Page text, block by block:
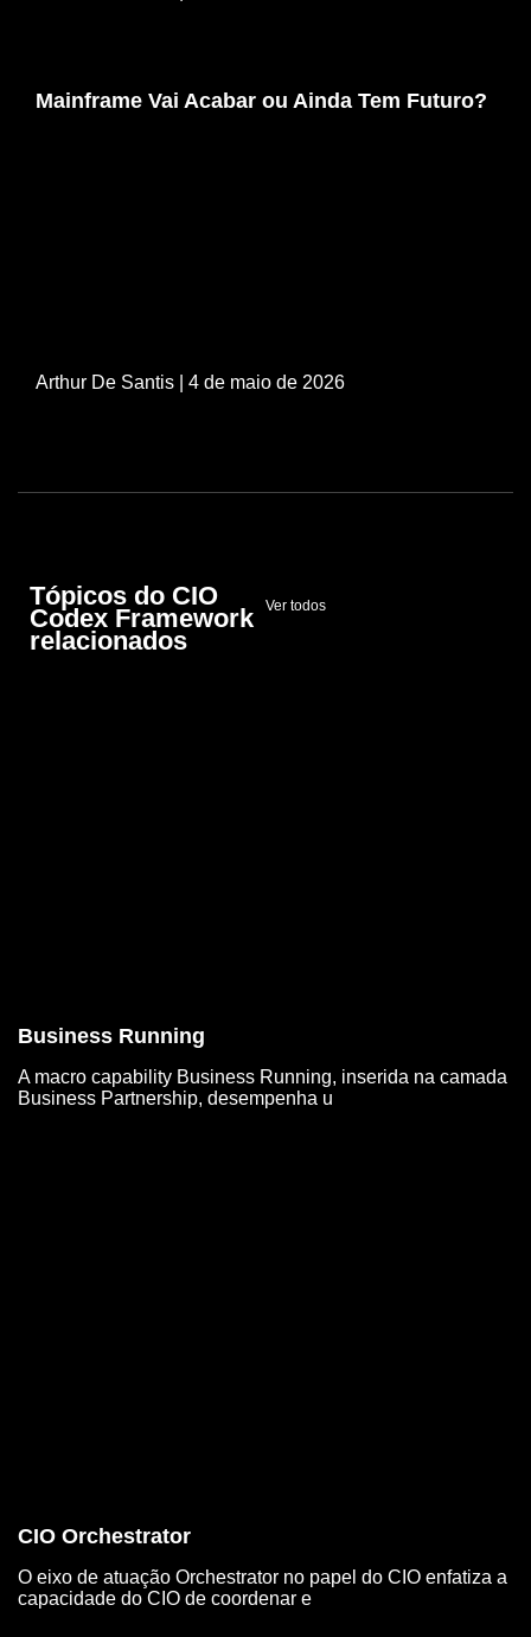
Mainframe Vai Acabar ou Ainda Tem Futuro?
Arthur De Santis | 4 de maio de 2026
Tópicos do CIO
Codex Framework
relacionados
Ver todos
Business Running
A macro capability Business Running, inserida na camada
Business Partnership, desempenha u
CIO Orchestrator
O eixo de atuação Orchestrator no papel do CIO enfatiza a
capacidade do CIO de coordenar e